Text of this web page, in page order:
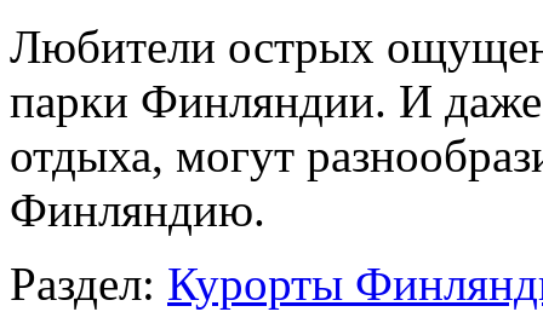
Любители острых
парки Финляндии. И
отдыха, могут
Финляндию.
Раздел: Курорты